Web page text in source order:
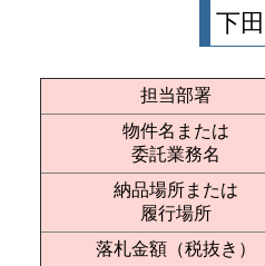
下
担当部署
物件名または
委託業務名
納品場所または
履行場所
落札金額（税抜き）